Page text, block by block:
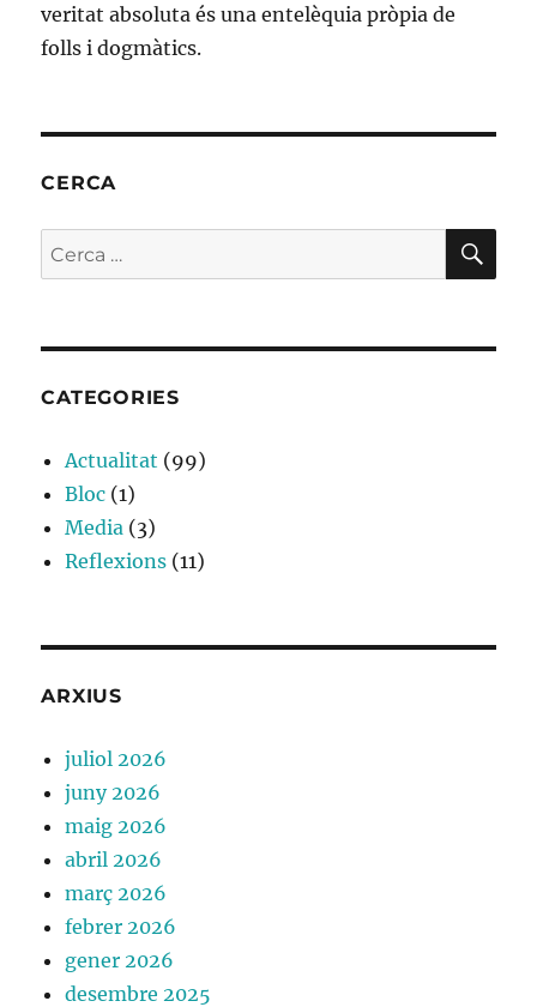
veritat absoluta és una entelèquia pròpia de
folls i dogmàtics.
CERCA
Cerca:
CATEGORIES
Actualitat (99)
Bloc (1)
Media (3)
Reflexions (11)
ARXIUS
juliol 2026
juny 2026
maig 2026
abril 2026
març 2026
febrer 2026
gener 2026
desembre 2025